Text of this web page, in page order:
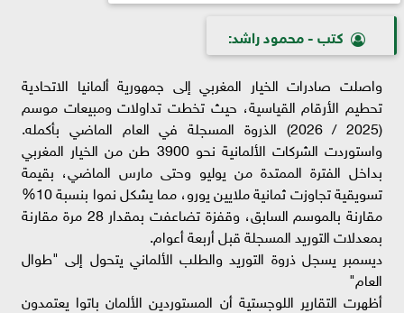
كتب - محمود راشد:
واصلت صادرات الخيار المغربي إلى جمهورية ألمانيا الاتحادية
تحطيم الأرقام القياسية، حيث تخطت تداولات ومبيعات موسم
(2025 / 2026) الذروة المسجلة في العام الماضي بأكمله.
واستوردت الشركات الألمانية نحو 3900 طن من الخيار المغربي
بداخل الفترة الممتدة من يوليو وحتى مارس الماضي، بقيمة
تسويقية تجاوزت ثمانية ملايين يورو، مما يشكل نموا بنسبة 10%
مقارنة بالموسم السابق، وقفزة تضاعفت بمقدار 28 مرة مقارنة
بمعدلات التوريد المسجلة قبل أربعة أعوام.
ديسمبر يسجل ذروة التوريد والطلب الألماني يتحول إلى "طوال
العام"
أظهرت التقارير اللوجستية أن المستوردين الألمان باتوا يعتمدون